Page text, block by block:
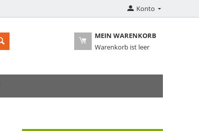
Konto
MEIN WARENKORB
Warenkorb ist leer